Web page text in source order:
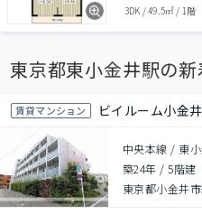
3DK /49.5㎡ / 1階
東京都東小金井駅の
賃貸マンション ビイルーム小金井
中央本線 / 東
築24年 /5階建
東京都小金井